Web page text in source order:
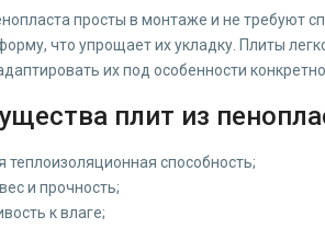
просты в монтаже и не требуют
что упрощает их укладку. Плиты
их под особенности
плит из
теплоизоляционная способность;
и прочность;
к влаге;